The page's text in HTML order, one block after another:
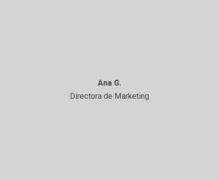
Ana G.
Directora de Marketing